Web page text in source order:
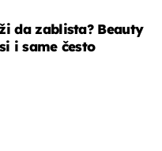
da zablista? Beauty
i same često